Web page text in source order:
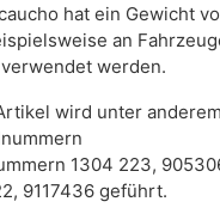
hat ein Gewicht
an
werden.
wird unter
1304 223,
9117436 geführt.